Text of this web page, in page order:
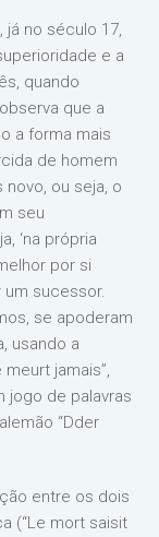
no século 17,
e a
quando
que a
a forma mais
de homem
ou seja, o
seu
‘na própria
por si
um sucessor.
se apoderam
usando a
jamais”,
jogo de palavras
“Dder
entre os dois
(“Le mort saisit